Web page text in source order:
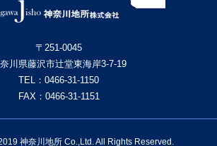
〒251-0045
川県藤沢市辻堂東海岸3-7-19
TEL： 0466-31-1150
FAX：0466-31-1151
神奈川地所 Co.,Ltd. All Rights Reserved.